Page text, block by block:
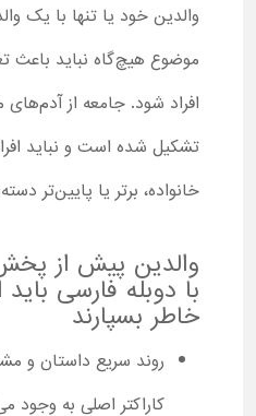
والدین خود یا تنها با یک
موضوع هیچ‌گاه نباید باعث
افراد شود. جامعه از
تشکیل شده است و نباید
خانواده، برتر یا پایین‌تر
با دوبله فارسی باید
خاطر بسپارند
روند سریع داستان و
کاراکتر اصلی به وجود